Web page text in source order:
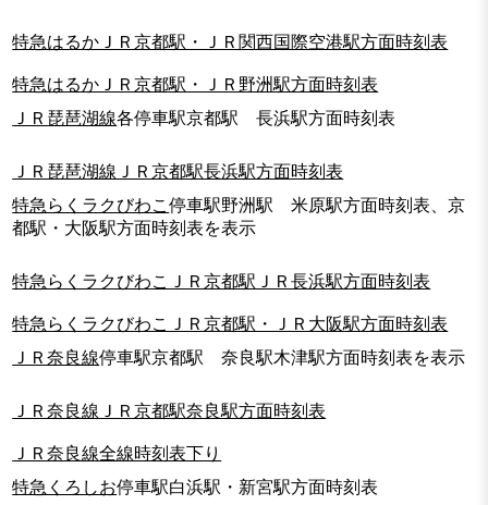
特急はるかＪＲ京都駅・ＪＲ関西国際空港駅方面時刻表
特急はるかＪＲ京都駅・ＪＲ野洲駅方面時刻表
ＪＲ琵琶湖線各停車駅京都駅 長浜駅方面時刻表
ＪＲ琵琶湖線ＪＲ京都駅長浜駅方面時刻表
特急らくラクびわこ停車駅野洲駅 米原駅方面時刻表、京
都駅・大阪駅方面時刻表を表示
特急らくラクびわこＪＲ京都駅ＪＲ長浜駅方面時刻表
特急らくラクびわこＪＲ京都駅・ＪＲ大阪駅方面時刻表
ＪＲ奈良線停車駅京都駅 奈良駅木津駅方面時刻表を表示
ＪＲ奈良線ＪＲ京都駅奈良駅方面時刻表
ＪＲ奈良線全線時刻表下り
特急くろしお停車駅白浜駅・新宮駅方面時刻表